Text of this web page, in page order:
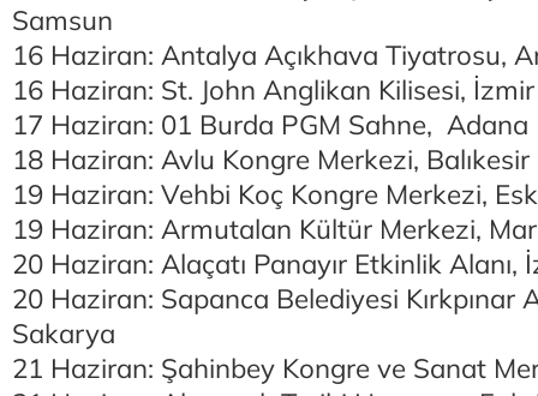
Samsun
16 Haziran: Antalya Açıkhava Tiyatrosu,
16 Haziran: St. John Anglikan Kilisesi, İzmir
17 Haziran: 01 Burda PGM Sahne, Adana
18 Haziran: Avlu Kongre Merkezi, Balıkesir
19 Haziran: Vehbi Koç Kongre Merkezi,
19 Haziran: Armutalan Kültür Merkezi,
20 Haziran: Alaçatı Panayır Etkinlik Alanı,
20 Haziran: Sapanca Belediyesi Kırkpınar
Sakarya
21 Haziran: Şahinbey Kongre ve Sanat